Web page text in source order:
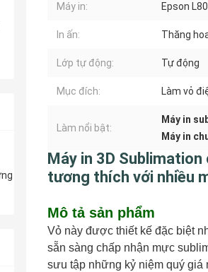
Máy in: Epson
In ấn: Thăng
Lớp tự động: Tự động
Mục đích: Làm vỏ
Làm nổi bật:
Máy in
Máy in
Máy in 3D
tương thích với nhiều
Mô tả sản phẩm
Vỏ này được thiết kế đặc biệt
sẵn sàng chấp nhận mực
sưu tập những kỷ niệm quý giá